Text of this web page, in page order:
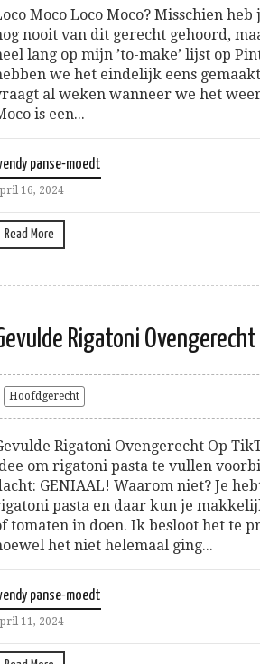
Moco Loco Moco? Misschien
nooit van dit gerecht gehoord,
lang op mijn ’to-make’ lijst op
we het eindelijk eens
al weken wanneer we het
is een...
panse-moedt
16, 2024
Read More
Rigatoni Ovengerecht
Hoofdgerecht
Rigatoni Ovengerecht Op
om rigatoni pasta te vullen
GENIAAL! Waarom niet? Je
pasta en daar kun je
tomaten in doen. Ik besloot het te
het niet helemaal ging...
panse-moedt
11, 2024